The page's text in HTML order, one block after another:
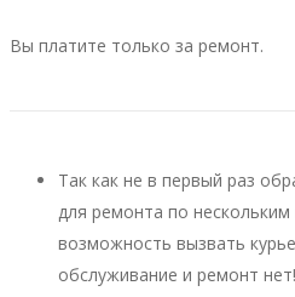
Вы платите только за ремонт.
Так как не в первый раз
для ремонта по
возможность вызвать
обслуживание и ремонт нет!